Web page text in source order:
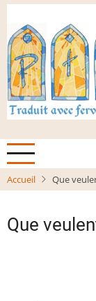
Aller
contenu
principal
Accueil Que
Que